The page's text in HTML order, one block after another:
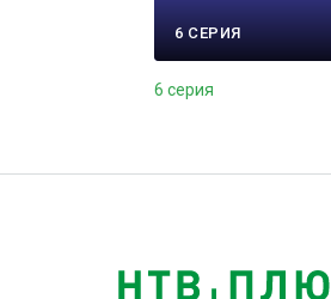
6 СЕРИЯ
6 серия